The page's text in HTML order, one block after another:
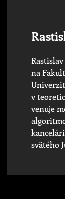
na
v
venuje
svätého